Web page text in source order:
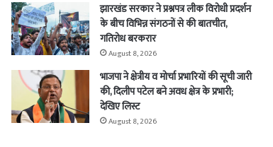
झारखंड सरकार ने प्रश्नपत्र लीक विरोधी प्रदर्शन
के बीच विभिन्न संगठनों से की बातचीत,
गतिरोध बरकरार
August 8, 2026
भाजपा ने क्षेत्रीय व मोर्चा प्रभारियों की सूची जारी
की, दिलीप पटेल बने अवध क्षेत्र के प्रभारी;
देखिए लिस्ट
August 8, 2026